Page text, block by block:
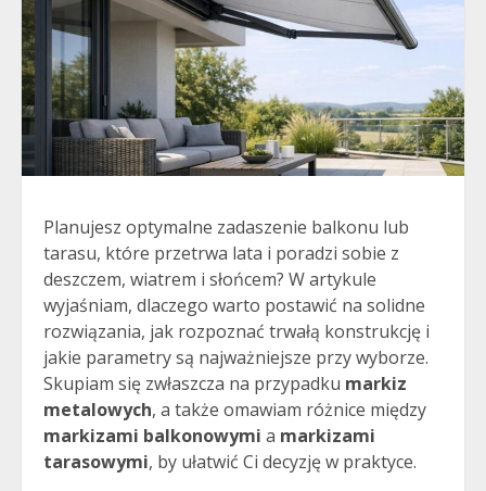
Planujesz optymalne zadaszenie balkonu lub
tarasu, które przetrwa lata i poradzi sobie z
deszczem, wiatrem i słońcem? W artykule
wyjaśniam, dlaczego warto postawić na solidne
rozwiązania, jak rozpoznać trwałą konstrukcję i
jakie parametry są najważniejsze przy wyborze.
Skupiam się zwłaszcza na przypadku markiz
metalowych, a także omawiam różnice między
markizami balkonowymi a markizami
tarasowymi, by ułatwić Ci decyzję w praktyce.